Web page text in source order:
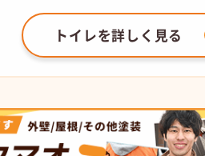
トイレを詳しく見る